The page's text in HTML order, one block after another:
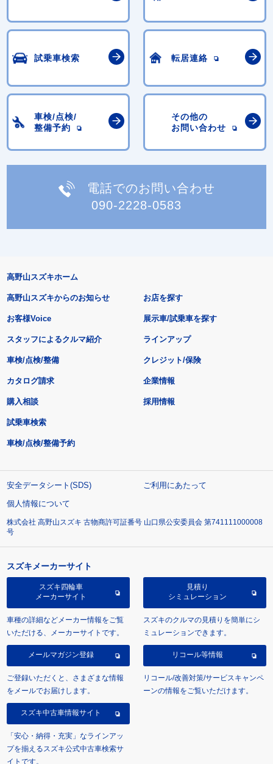
試乗車検索 転居連絡
車検/点検/
整備予約
その他の
お問い合わせ
電話でのお問い合わせ
090-2228-0583
高野山スズキホーム
高野山スズキからのお知らせ
お客様Voice
スタッフによるクルマ紹介
お店を探す
展示車/試乗車を探す
ラインアップ
車検/点検/整備 クレジット/保険
カタログ請求
購入相談
試乗車検索
車検/点検/整備予約
企業情報
採用情報
安全データシート(SDS)
ご利用にあたって
個人情報について
株式会社 高野山スズキ 古物商許可証番号 山口県公安委員会 第741111000008
号
スズキメーカーサイト
スズキ四輪車
メーカーサイト
車種の詳細などメーカー情報をご覧
いただける、メーカーサイトです。
見積り
シミュレーション
スズキのクルマの見積りを簡単にシ
ミュレーションできます。
メールマガジン登録
ご登録いただくと、さまざまな情報
をメールでお届けします。
リコール等情報
リコール/改善対策/サービスキャンペ
ーンの情報をご覧いただけます。
スズキ中古車情報サイト
「安心・納得・充実」なラインアッ
プを揃えるスズキ公式中古車検索サ
イトです。